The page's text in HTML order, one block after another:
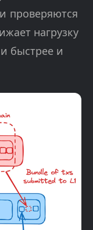
проверяются
нагрузку
быстрее и